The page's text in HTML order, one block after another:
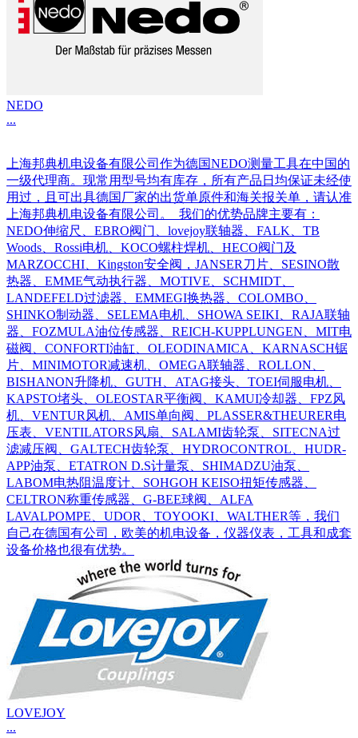
NEDO
...
上海邦典机电设备有限公司作为德国NEDO测量工具在中国的
一级代理商。现常用型号均有库存，所有产品日均保证未经使
用过，且可出具德国厂家的出货单原件和海关报关单，请认准
上海邦典机电设备有限公司。 我们的优势品牌主要有：
NEDO伸缩尺、EBRO阀门、lovejoy联轴器、FALK、TB
Woods、Rossi电机、KOCO螺柱焊机、HECO阀门及
MARZOCCHI、Kingston安全阀，JANSER刀片、SESINO散
热器、EMME气动执行器、MOTIVE、SCHMIDT、
LANDEFELD过滤器、EMMEGI换热器、COLOMBO、
SHINKO制动器、SELEMA电机、SHOWA SEIKI、RAJA联轴
器、FOZMULA油位传感器、REICH-KUPPLUNGEN、MIT电
磁阀、CONFORTI油缸、OLEODINAMICA、KARNASCH锯
片、MINIMOTOR减速机、OMEGA联轴器、ROLLON、
BISHANON升降机、GUTH、ATAG接头、TOEI伺服电机、
KAPSTO堵头、OLEOSTAR平衡阀、KAMUI冷却器、FPZ风
机、VENTUR风机、AMIS单向阀、PLASSER&THEURER电
压表、VENTILATORS风扇、SALAMI齿轮泵、SITECNA过
滤减压阀、GALTECH齿轮泵、HYDROCONTROL、HUDR-
APP油泵、ETATRON D.S计量泵、SHIMADZU油泵、
LABOM电热阻温度计、SOHGOH KEISO扭矩传感器、
CELTRON称重传感器、G-BEE球阀、ALFA
LAVALPOMPE、UDOR、TOYOOKI、WALTHER等，我们
自己在德国有公司，欧美的机电设备，仪器仪表，工具和成套
设备价格也很有优势。
LOVEJOY
...